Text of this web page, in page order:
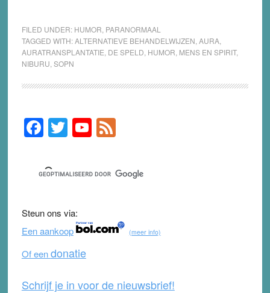
FILED UNDER: HUMOR PARANORMAAL
TAGGED WITH:ALTERNATIEVE BEHANDELWIJZEN AURA,
AURATRANSPLANTATIE DE SPELD HUMOR MENS EN SPIRIT,
NIBURU SOPN
Primary
Sidebar
F
a
c
e
b
o
o
k
T
wi
tt
er
Y
o
u
T
b
e
F
e
d
Steun ons via:
Een aankoop
(meer info)
Of eendonatie
Schrijf je in voor de nieuwsbrief!